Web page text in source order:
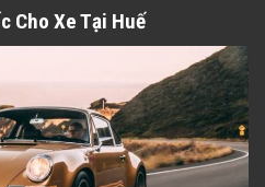
Cho Xe Tại Huế